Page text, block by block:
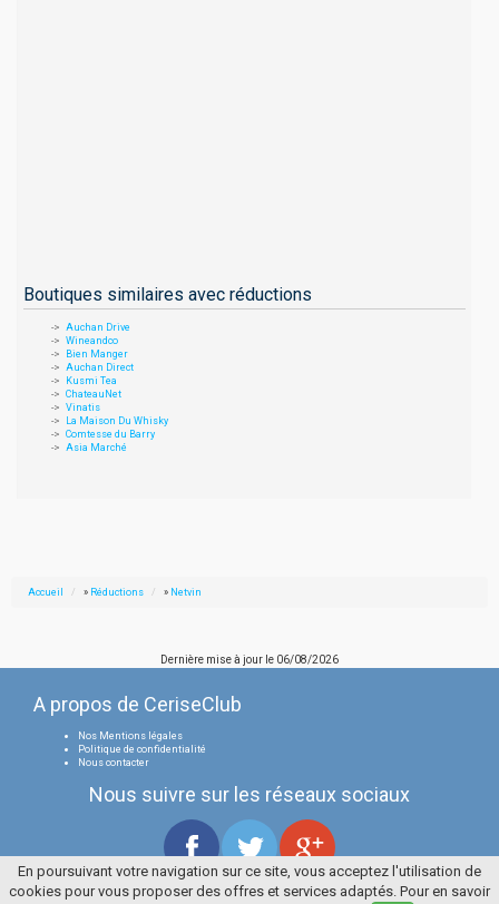
Boutiques similaires avec réductions
Auchan Drive
Wineandco
Bien Manger
Auchan Direct
Kusmi Tea
ChateauNet
Vinatis
La Maison Du Whisky
Comtesse du Barry
Asia Marché
Accueil » Réductions » Netvin
Dernière mise à jour le 06/08/2026
A propos de CeriseClub
Nos Mentions légales
Politique de confidentialité
Nous contacter
Nous suivre sur les réseaux sociaux
Tous droits réservés
En poursuivant votre navigation sur ce site, vous acceptez l'utilisation de
cookies pour vous proposer des offres et services adaptés. Pour en savoir